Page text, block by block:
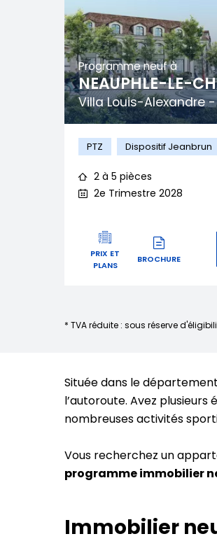
Programme neuf à
NEAUPHLE-LE-
Villa Louis-Alexandre
PTZ Dispositif Jeanbrun
2 à 5 pièces
2e Trimestre 2028
PRIX ET
PLANS
BROCHURE
* TVA réduite : sous réserve
Située dans le
l’autoroute. Avez
nombreuses activités
Vous recherchez un
programme immobilier
Immobilier